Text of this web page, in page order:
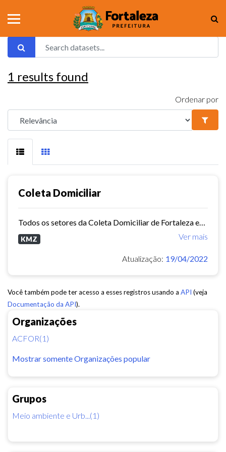
Organizações
ACFOR(1)
Mostrar somente Organizações popular
Grupos
Meio ambiente e Urb...(1)
1 results found
Ordenar por
Coleta Domiciliar
Ver mais
KMZ
Atualização: 19/04/2022
Você também pode ter acesso a esses registros usando a API (veja
Documentação da API).